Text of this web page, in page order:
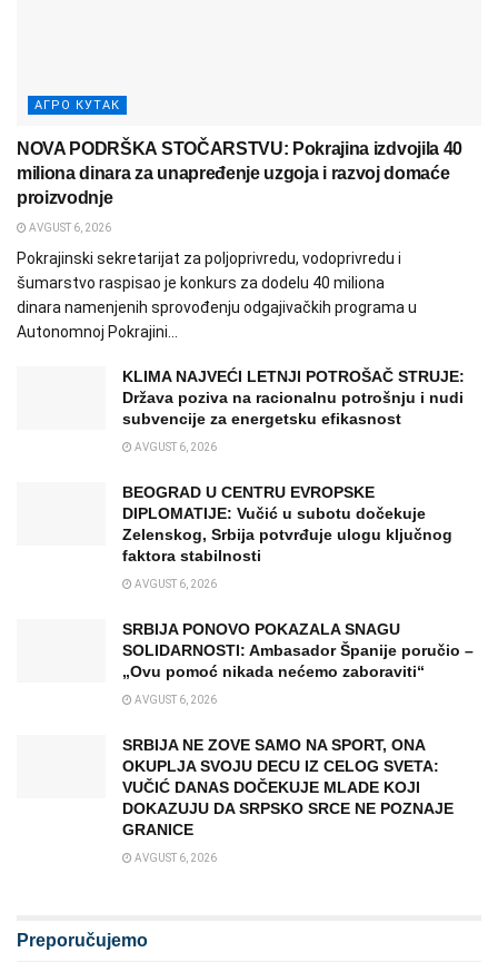
АГРО КУТАК
NOVA PODRŠKA STOČARSTVU: Pokrajina izdvojila 40
miliona dinara za unapređenje uzgoja i razvoj domaće
proizvodnje
AVGUST 6, 2026
Pokrajinski sekretarijat za poljoprivredu, vodoprivredu i
šumarstvo raspisao je konkurs za dodelu 40 miliona
dinara namenjenih sprovođenju odgajivačkih programa u
Autonomnoj Pokrajini...
KLIMA NAJVEĆI LETNJI POTROŠAČ STRUJE:
Država poziva na racionalnu potrošnju i nudi
subvencije za energetsku efikasnost
AVGUST 6, 2026
BEOGRAD U CENTRU EVROPSKE
DIPLOMATIJE: Vučić u subotu dočekuje
Zelenskog, Srbija potvrđuje ulogu ključnog
faktora stabilnosti
AVGUST 6, 2026
SRBIJA PONOVO POKAZALA SNAGU
SOLIDARNOSTI: Ambasador Španije poručio –
„Ovu pomoć nikada nećemo zaboraviti“
AVGUST 6, 2026
SRBIJA NE ZOVE SAMO NA SPORT, ONA
OKUPLJA SVOJU DECU IZ CELOG SVETA:
VUČIĆ DANAS DOČEKUJE MLADE KOJI
DOKAZUJU DA SRPSKO SRCE NE POZNAJE
GRANICE
AVGUST 6, 2026
Preporučujemo